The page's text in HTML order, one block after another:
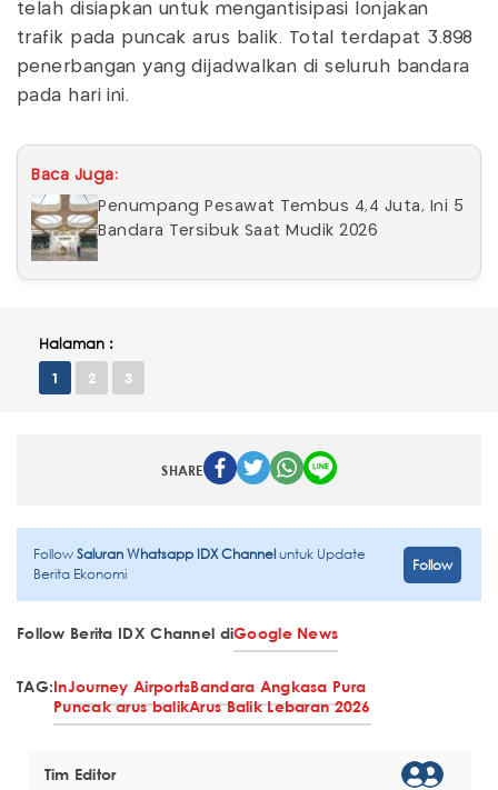
telah disiapkan untuk mengantisipasi lonjakan
trafik pada puncak arus balik. Total terdapat 3.898
penerbangan yang dijadwalkan di seluruh bandara
pada hari ini.
Baca Juga:
Penumpang Pesawat Tembus 4,4 Juta, Ini 5
Bandara Tersibuk Saat Mudik 2026
Halaman :
1 2 3
SHARE
FollowSaluran Whatsapp IDX Channeluntuk Update
Berita Ekonomi
Follow
Follow Berita IDX Channel diGoogle News
TAG:InJourney AirportsBandara Angkasa Pura
Puncak arus balikArus Balik Lebaran 2026
Tim Editor